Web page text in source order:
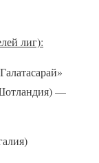
лиг):
—